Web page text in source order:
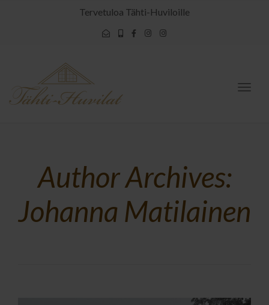
Tervetuloa Tähti-Huviloille
Author Archives:
Johanna Matilainen